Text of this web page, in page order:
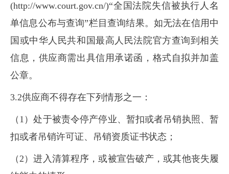
(http://www.court.gov.cn/)“全国法院失信被执行人名
单信息公布与查询”栏目查询结果。如无法在信用中
国或中华人民共和国最高人民法院官方查询到相关
信息，供应商需出具信用承诺函，格式自拟并加盖
公章。
3.2供应商不得存在下列情形之一：
（1）处于被责令停产停业、暂扣或者吊销执照、暂
扣或者吊销许可证、吊销资质证书状态；
（2）进入清算程序，或被宣告破产，或其他丧失履